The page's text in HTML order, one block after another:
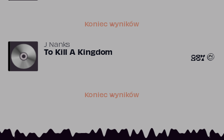
Koniec wyników
J Nanks
To Kill A Kingdom 287
Koniec wyników